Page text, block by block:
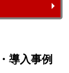
導入事例